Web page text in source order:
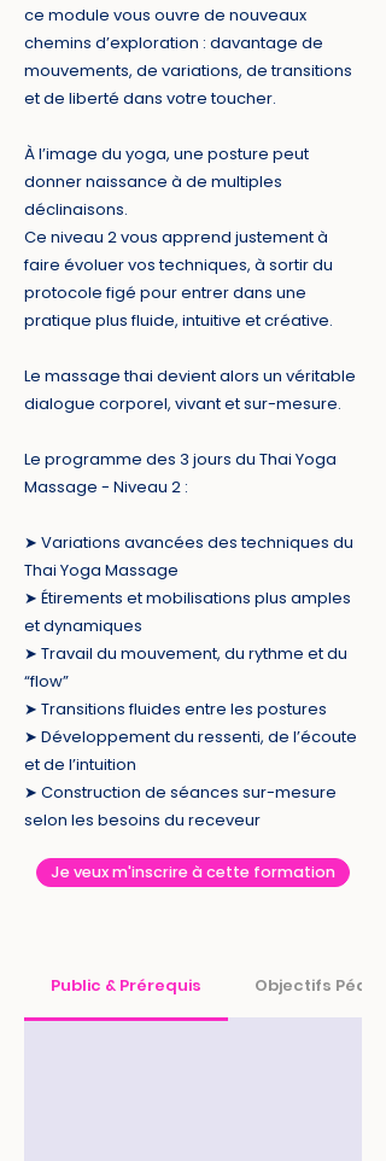
ce module vous ouvre de nouveaux
chemins d’exploration : davantage de
mouvements, de variations, de transitions
et de liberté dans votre toucher.
À l’image du yoga, une posture peut
donner naissance à de multiples
déclinaisons.
Ce niveau 2 vous apprend justement à
faire évoluer vos techniques, à sortir du
protocole figé pour entrer dans une
pratique plus fluide, intuitive et créative.
Le massage thai devient alors un véritable
dialogue corporel, vivant et sur-mesure.
Le programme des 3 jours du Thai Yoga
Massage - Niveau 2 :
➤ Variations avancées des techniques du
Thai Yoga Massage
➤ Étirements et mobilisations plus amples
et dynamiques
➤ Travail du mouvement, du rythme et du
“flow”
➤ Transitions fluides entre les postures
➤ Développement du ressenti, de l’écoute
et de l’intuition
➤ Construction de séances sur-mesure
selon les besoins du receveur
Je veux m'inscrire à cette formation
Public & Prérequis Objectifs